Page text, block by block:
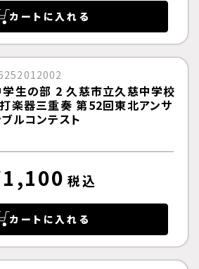
カートに入れる
学生の部 2 久慈市立久慈中学校
_打楽器三重奏 第52回東北アンサ
ルコンテスト
1,100 税込
カートに入れる